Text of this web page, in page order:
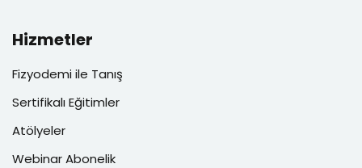
Hizmetler
Fizyodemi ile Tanış
Sertifikalı Eğitimler
Atölyeler
Webinar Abonelik